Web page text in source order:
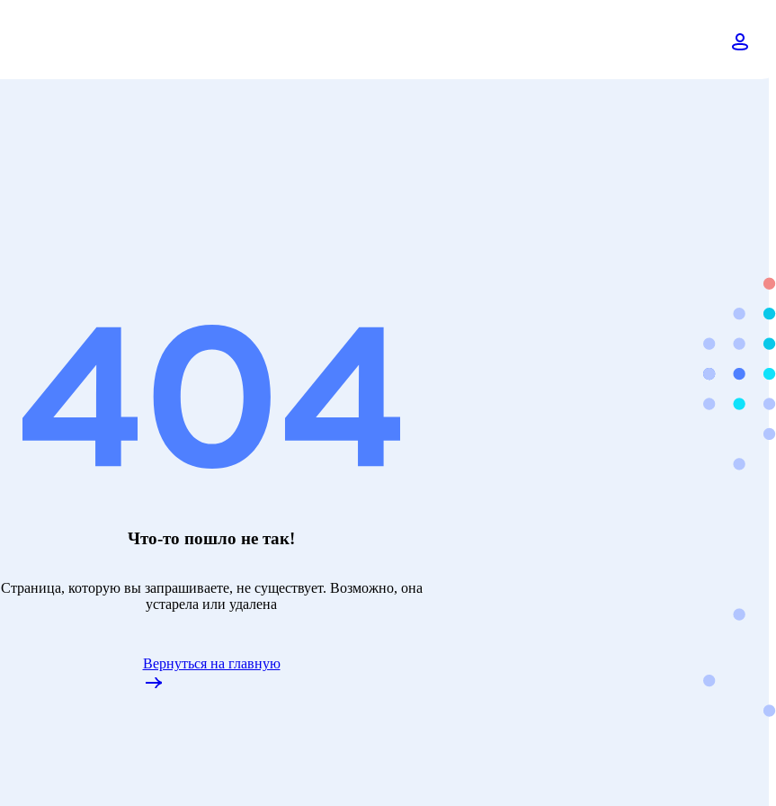
Что-то пошло не так!
Страница, которую вы запрашиваете, не существует. Возможно, она
устарела или удалена
Вернуться на главную